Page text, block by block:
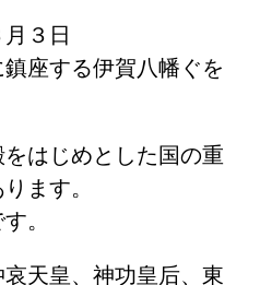
３日
座する伊賀八幡ぐを
はじめとした国の重
ます。
。
天皇、神功皇后、東